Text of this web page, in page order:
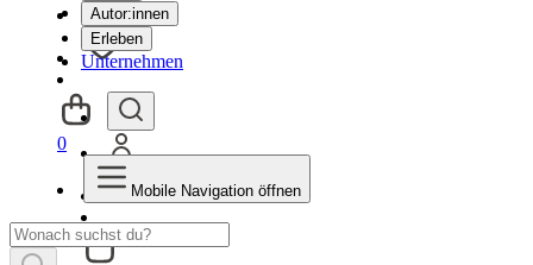
Autor:innen
Erleben
Unternehmen
0
Mobile Navigation öffnen